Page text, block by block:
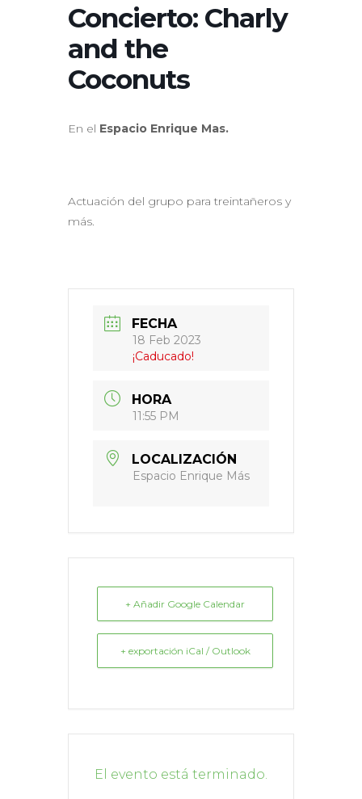
Concierto: Charly
and the
Coconuts
En el Espacio Enrique Mas.
Actuación del grupo para treintañeros y
más.
FECHA
18 Feb 2023
¡Caducado!
HORA
11:55 PM
LOCALIZACIÓN
Espacio Enrique Más
+ Añadir Google Calendar
+ exportación iCal / Outlook
El evento está terminado.